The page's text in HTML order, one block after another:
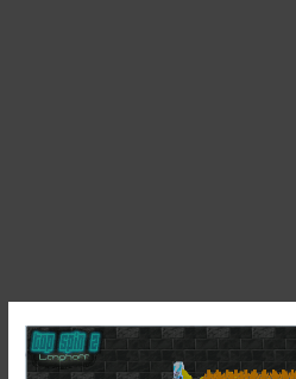
Top
Spin